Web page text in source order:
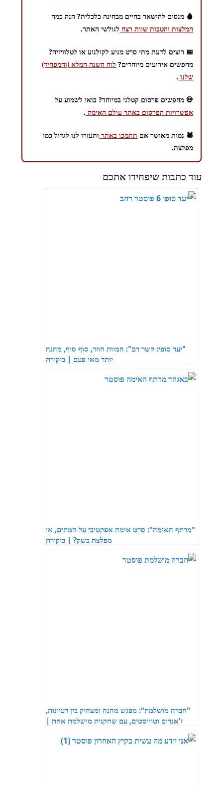
🩸 מנסים להישאר בחיים מבחינה כלכלית? הנה כמה
המלצות והטבות שוות רצח לגולשי האתר.
📅 רוצים לדעת מתי סרט מגיע לקולנוע או לטלוויזיה?
מחפשים אירועים מיוחדים? לוח השנה המלא (והמפחיד)
שלנו .
💀 מחפשים פרסום קטלני במיוחד? בואו לשמוע על
אפשרויות הפרסום באתר עולם האימה .
🕷️ נמות מאושר אם תתמכו באתר ותעזרו לנו לגדול כמו
מפלצת.
עוד כתבות שיפחידו אתכם
"יעד סופי: קשר דם": המוות חוזר, סוף סוף, מהנה
יותר מאי פעם | ביקורת
"מרתף האימה": סרט אימה אפקטיבי על המתים, או
מפלצת בשק? | ביקורת
"חברה מושלמת": מפגש מהנה ומצחיק בין רעיונות,
ז'אנרים וטוויסטים, עם שחקנית מושלמת אחת |